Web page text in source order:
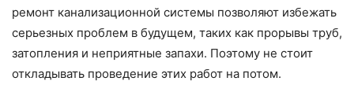
ремонт канализационной системы позволяют избежать
серьезных проблем в будущем, таких как прорывы труб,
затопления и неприятные запахи. Поэтому не стоит
откладывать проведение этих работ на потом.